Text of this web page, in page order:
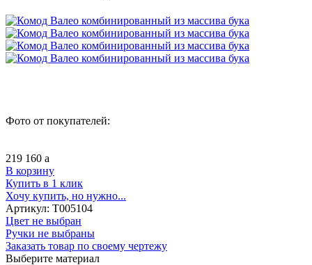
Фото от покупателей:
219 160 a
В корзину
Купить в 1 клик
Хочу купить, но нужно...
Артикул: Т005104
Цвет не выбран
Ручки не выбраны
Заказать товар по своему чертежу
Выберите материал